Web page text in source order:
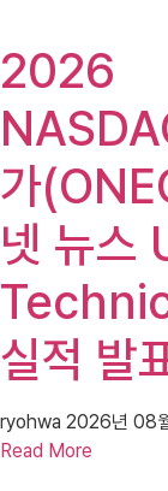
2026
가
넷 뉴스
실적 발
ryohwa 2026년 08
Read More